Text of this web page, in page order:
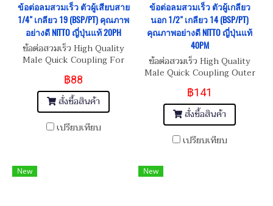
ข้อต่อลมสวมเร็ว ตัวผู้เสียบสาย
1/4" เกลียว 19 (BSP/PT) คุณภาพ
อย่างดี NITTO ญี่ปุ่นแท้ 20PH
ข้อต่อสวมเร็ว High Quality
Male Quick Coupling For
฿88
สั่งซื้อสินค้า
เปรียบเทียบ
ข้อต่อลมสวมเร็ว ตัวผู้เกลียว
นอก 1/2" เกลียว 14 (BSP/PT)
คุณภาพอย่างดี NITTO ญี่ปุ่นแท้
40PM
ข้อต่อสวมเร็ว High Quality
Male Quick Coupling Outer
฿141
สั่งซื้อสินค้า
เปรียบเทียบ
New New